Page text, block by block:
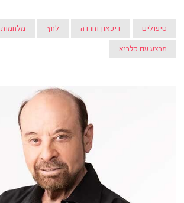
טיפולים דיכאון וחרדה לחץ
מלחמות
מבצע עם כלביא